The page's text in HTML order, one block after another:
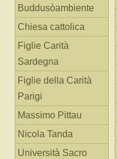
Buddusòambiente
Chiesa cattolica
Figlie Carità
Sardegna
Figlie della Carità
Parigi
Massimo Pittau
Nicola Tanda
Università Sacro